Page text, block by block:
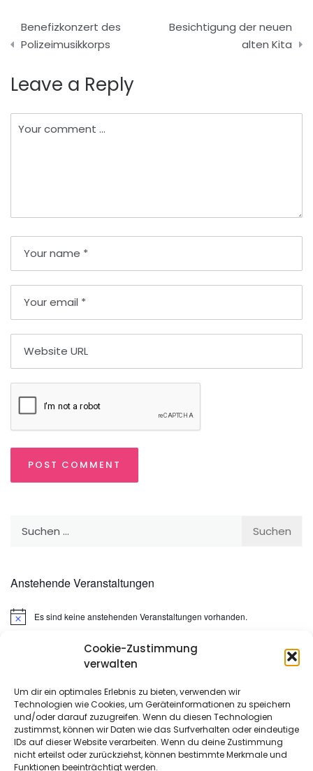
Cookie-Zustimmung
verwalten
Um dir ein optimales Erlebnis zu bieten, verwenden wir
Technologien wie Cookies, um Geräteinformationen zu speichern
und/oder darauf zuzugreifen. Wenn du diesen Technologien
zustimmst, können wir Daten wie das Surfverhalten oder eindeutige
IDs auf dieser Website verarbeiten. Wenn du deine Zustimmung
nicht erteilst oder zurückziehst, können bestimmte Merkmale und
Funktionen beeinträchtigt werden.
Beitragsnavigation
Benefizkonzert des
Polizeimusikkorps
Besichtigung der neuen
alten Kita
Leave a Reply
Anstehende Veranstaltungen
HinweisEs sind keine anstehenden Veranstaltungen vorhanden.
META
Anmelden